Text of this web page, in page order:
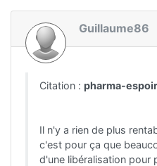
Guillaume86
Citation : pharma-espoir
Il n'y a rien de plus
c'est pour ça que
d'une libéralisation pour